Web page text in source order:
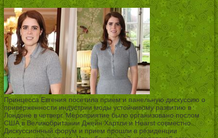
Принцесса Евгения посетила прием и панельную дискуссию о
приверженности индустрии моды устойчивому развитию в
Лондоне в четверг. Мероприятие было организовано послом
США в Великобритании Джейн Хартли и Hearst совместно.
Дискуссионный форум и прием прошли в резиденции